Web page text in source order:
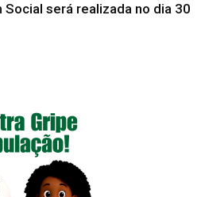
Social será realizada no dia 30